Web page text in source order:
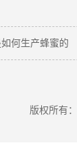
何生产蜂蜜的
版权所有：